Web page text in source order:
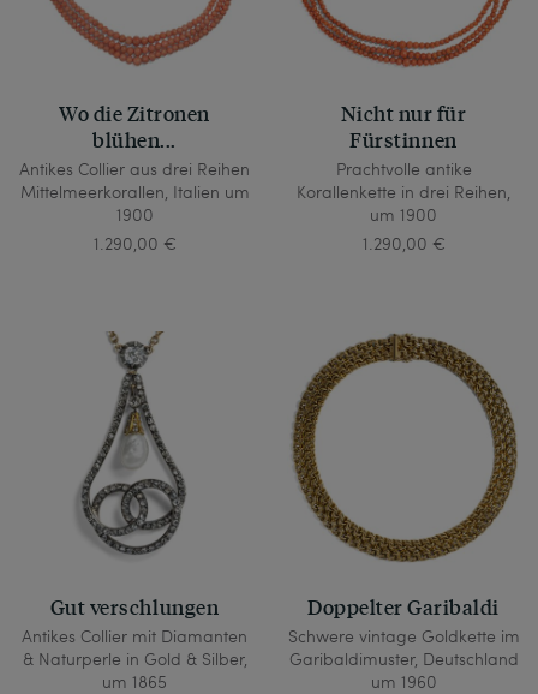
Wo die Zitronen
blühen...
Antikes Collier aus drei Reihen
Mittelmeerkorallen, Italien um
1900
1.290,00 €
Nicht nur für
Fürstinnen
Prachtvolle antike
Korallenkette in drei Reihen,
um 1900
1.290,00 €
Gut verschlungen
Antikes Collier mit Diamanten
& Naturperle in Gold & Silber,
um 1865
Doppelter Garibaldi
Schwere vintage Goldkette im
Garibaldimuster, Deutschland
um 1960